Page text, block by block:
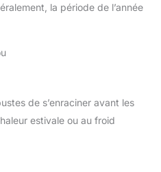
la période de l’année
de s’enraciner avant les
estivale ou au froid